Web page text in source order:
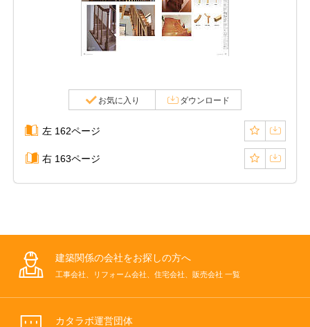
お気に入り ダウンロード
左 162ページ
右 163ページ
建築関係の会社をお探しの方へ
工事会社、リフォーム会社、住宅会社、販売会社 一覧
カタラボ運営団体